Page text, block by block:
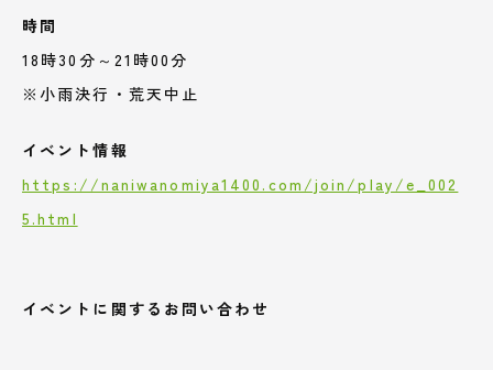
時間
18時30分～21時00分
※小雨決行・荒天中止
イベント情報
https://naniwanomiya1400.com/join/play/e_002
5.html
イベントに関するお問い合わせ